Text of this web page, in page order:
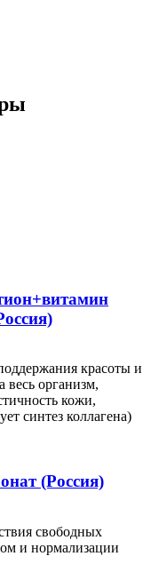
красоты и
организм,
кожи,
синтез коллагена)
(Россия)
свободных
и нормализации